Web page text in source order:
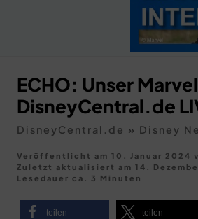
ECHO: Unser
DisneyCentral.de
DisneyCentral.de » Disney
Veröffentlicht am 10. Januar 2024
Zuletzt aktualisiert am 14.
Lesedauer ca. 3 Minuten
teilen teilen